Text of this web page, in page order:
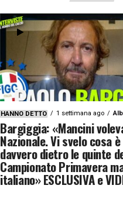
HANNO DETTO 1 settimana ago
Bargiggia: «Mancini
Nazionale. Vi svelo cosa
davvero dietro le quinte
Campionato Primavera
italiano» ESCLUSIVA e